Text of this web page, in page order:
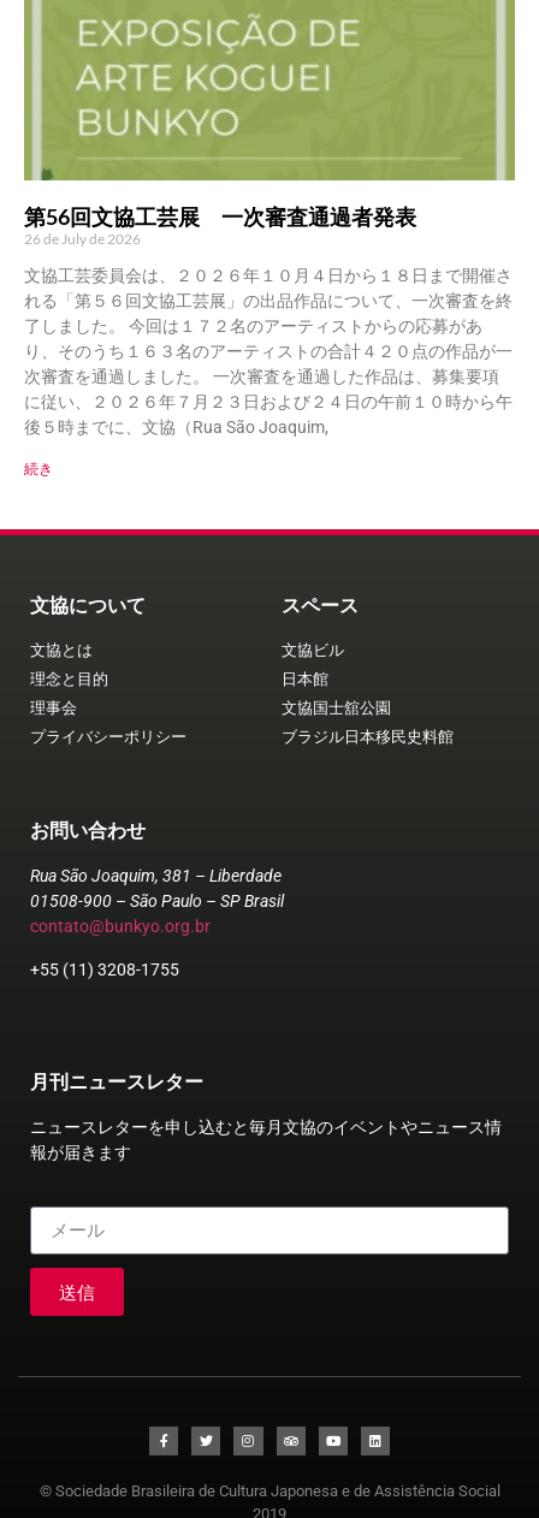
第56回文協工芸展 一次審査通過者発表
26 de July de 2026
文協工芸委員会は、２０２６年１０月４日から１８日まで開催さ
れる「第５６回文協工芸展」の出品作品について、一次審査を終
了しました。 今回は１７２名のアーティストからの応募があ
り、そのうち１６３名のアーティストの合計４２０点の作品が一
次審査を通過しました。 一次審査を通過した作品は、募集要項
に従い、２０２６年７月２３日および２４日の午前１０時から午
後５時までに、文協（Rua São Joaquim,
続き
文協について
文協とは
理念と目的
理事会
プライバシーポリシー
スペース
文協ビル
日本館
文協国士舘公園
ブラジル日本移民史料館
お問い合わせ
Rua São Joaquim, 381 – Liberdade
01508-900 – São Paulo – SP Brasil
contato@bunkyo.org.br
+55 (11) 3208-1755
月刊ニュースレター
ニュースレターを申し込むと毎月文協のイベントやニュース情
報が届きます
送信
© Sociedade Brasileira de Cultura Japonesa e de Assistência Social
2019